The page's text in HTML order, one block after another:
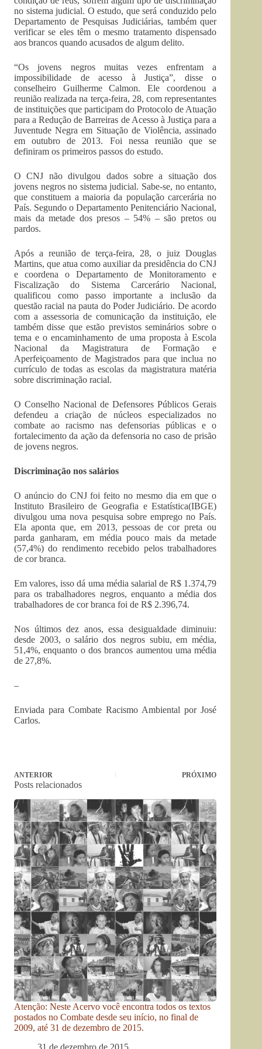
no sistema judicial. O estudo, que será conduzido pelo
Departamento de Pesquisas Judiciárias, também quer
verificar se eles têm o mesmo tratamento dispensado
aos brancos quando acusados de algum delito.
“Os jovens negros muitas vezes enfrentam a
impossibilidade de acesso à Justiça”, disse o
conselheiro Guilherme Calmon. Ele coordenou a
reunião realizada na terça-feira, 28, com representantes
de instituições que participam do Protocolo de Atuação
para a Redução de Barreiras de Acesso à Justiça para a
Juventude Negra em Situação de Violência, assinado
em outubro de 2013. Foi nessa reunião que se
definiram os primeiros passos do estudo.
O CNJ não divulgou dados sobre a situação dos
jovens negros no sistema judicial. Sabe-se, no entanto,
que constituem a maioria da população carcerária no
País. Segundo o Departamento Penitenciário Nacional,
mais da metade dos presos – 54% – são pretos ou
pardos.
Após a reunião de terça-feira, 28, o juiz Douglas
Martins, que atua como auxiliar da presidência do CNJ
e coordena o Departamento de Monitoramento e
Fiscalização do Sistema Carcerário Nacional,
qualificou como passo importante a inclusão da
questão racial na pauta do Poder Judiciário. De acordo
com a assessoria de comunicação da instituição, ele
também disse que estão previstos seminários sobre o
tema e o encaminhamento de uma proposta à Escola
Nacional da Magistratura de Formação e
Aperfeiçoamento de Magistrados para que inclua no
currículo de todas as escolas da magistratura matéria
sobre discriminação racial.
O Conselho Nacional de Defensores Públicos Gerais
defendeu a criação de núcleos especializados no
combate ao racismo nas defensorias públicas e o
fortalecimento da ação da defensoria no caso de prisão
de jovens negros.
Discriminação nos salários
O anúncio do CNJ foi feito no mesmo dia em que o
Instituto Brasileiro de Geografia e Estatística(IBGE)
divulgou uma nova pesquisa sobre emprego no País.
Ela aponta que, em 2013, pessoas de cor preta ou
parda ganharam, em média pouco mais da metade
(57,4%) do rendimento recebido pelos trabalhadores
de cor branca.
Em valores, isso dá uma média salarial de R$ 1.374,79
para os trabalhadores negros, enquanto a média dos
trabalhadores de cor branca foi de R$ 2.396,74.
Nos últimos dez anos, essa desigualdade diminuiu:
desde 2003, o salário dos negros subiu, em média,
51,4%, enquanto o dos brancos aumentou uma média
de 27,8%.
–
Enviada para Combate Racismo Ambiental por José
Carlos.
ANTERIOR PRÓXIMO
Posts relacionados
Atenção: Neste Acervo você encontra todos os textos
postados no Combate desde seu início, no final de
2009, até 31 de dezembro de 2015.
31 de dezembro de 2015